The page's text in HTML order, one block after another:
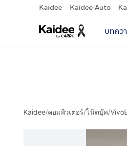
Kaidee Kaidee Auto
บทคว
Kaidee/คอมพิวเตอร์/โน๊ตบุ๊ค/